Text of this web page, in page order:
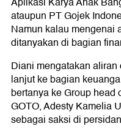
ataupun PT Gojek
Namun kalau mengenai
ditanyakan di bagian
Diani mengatakan
lanjut ke bagian
bertanya ke Group head
GOTO, Adesty Kamelia
sebagai saksi di